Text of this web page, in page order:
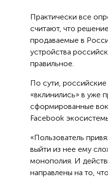
Практически все
считают, что
продаваемые в
устройства
правильное.
По сути,
«вклинились» в уже
сформированные
Facebook
«Пользователь
выйти из нее ему
монополия. И
направлены на то,